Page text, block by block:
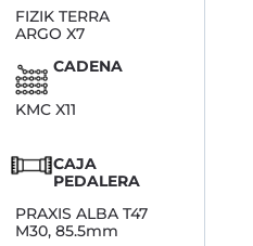
FIZIK TERRA
ARGO X7
CADENA
KMC X11
CAJA
PEDALERA
PRAXIS ALBA T47
M30, 85.5mm